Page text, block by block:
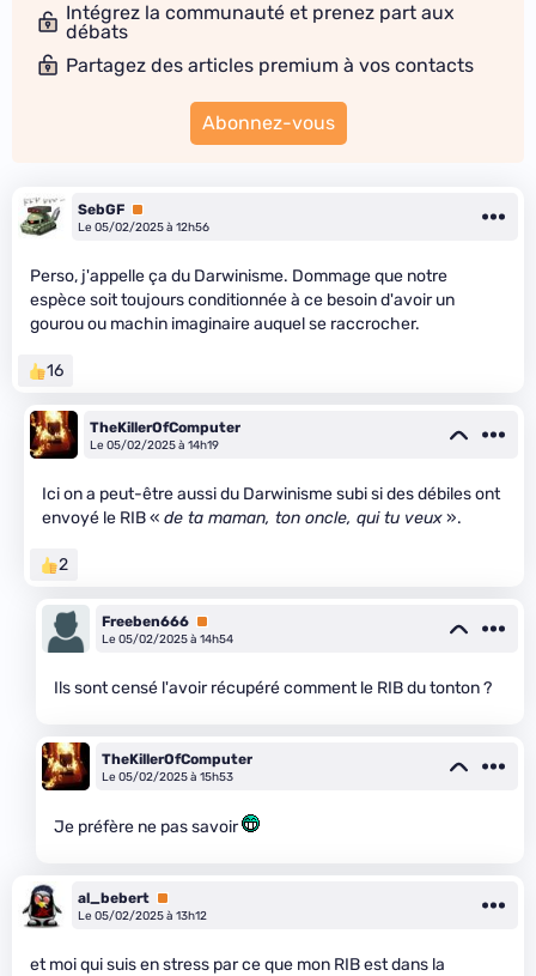
Intégrez la communauté et prenez part aux
débats
Partagez des articles premium à vos contacts
Abonnez-vous
SebGF Premium
Le 05/02/2025 à 12h56
Perso, j'appelle ça du Darwinisme. Dommage que notre
espèce soit toujours conditionnée à ce besoin d'avoir un
gourou ou machin imaginaire auquel se raccrocher.
16
TheKillerOfComputer
Le 05/02/2025 à 14h19
Ici on a peut-être aussi du Darwinisme subi si des débiles ont
envoyé le RIB « de ta maman, ton oncle, qui tu veux».
2
Freeben666 Premium
Le 05/02/2025 à 14h54
Ils sont censé l'avoir récupéré comment le RIB du tonton ?
TheKillerOfComputer
Le 05/02/2025 à 15h53
Je préfère ne pas savoir
al_bebert Premium
Le 05/02/2025 à 13h12
et moi qui suis en stress par ce que mon RIB est dans la